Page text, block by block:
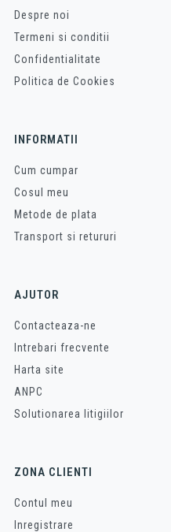
Despre noi
Termeni si conditii
Confidentialitate
Politica de Cookies
INFORMATII
Cum cumpar
Cosul meu
Metode de plata
Transport si retururi
AJUTOR
Contacteaza-ne
Intrebari frecvente
Harta site
ANPC
Solutionarea litigiilor
ZONA CLIENTI
Contul meu
Inregistrare